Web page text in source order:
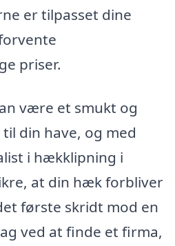
er tilpasset dine
priser.
være et smukt og
din have, og med
i hækklipning i
at din hæk forbliver
første skridt mod en
ved at finde et firma,